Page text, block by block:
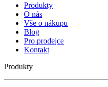
Produkty
O nás
Vše o nákupu
Blog
Pro prodejce
Kontakt
Produkty